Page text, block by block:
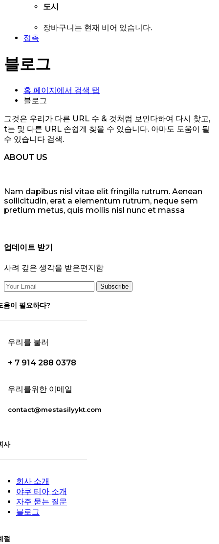
도시
장바구니는 현재 비어 있습니다.
접촉
블로그
홈 페이지에서 검색 탭
블로그
그것은 우리가 다른 URL 수 & 것처럼 보인다하여 다시 찾고,
t는 및 다른 URL 손쉽게 찾을 수 있습니다. 아마도 도움이 될
수 있습니다 검색.
ABOUT US
Nam dapibus nisl vitae elit fringilla rutrum. Aenean
sollicitudin, erat a elementum rutrum, neque sem
pretium metus, quis mollis nisl nunc et massa
업데이트 받기
사려 깊은 생각을 받은편지함
움이 필요하다?
우리를 불러
+ 7 914 288 0378
우리를위한 이메일
contact@mestasilyykt.com
사
회사 소개
야쿠 티아 소개
자주 묻는 질문
블로그
절